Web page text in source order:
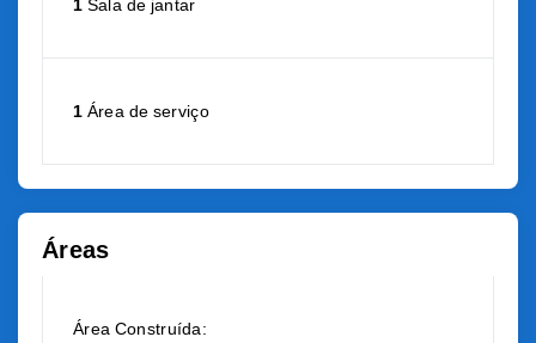
1 Sala de jantar
1 Área de serviço
Áreas
Área Construída: